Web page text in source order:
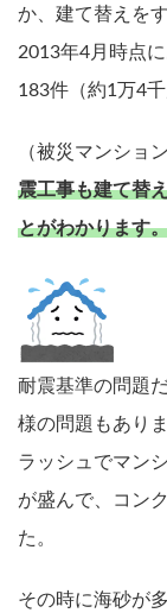
か、建て替えを
2013年4月時点
183件（約1万4千
（被災マンショ
震工事も建て替
とがわかります
耐震基準の問題
様の問題もあり
ラッシュでマン
が盛んで、コン
た。
その時に海砂が